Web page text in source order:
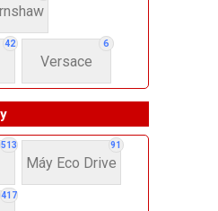
42 6
Versace
513 91
Máy Eco Drive
417